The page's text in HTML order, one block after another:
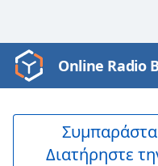
Video
Player
Online Radio
Διατήρηστε